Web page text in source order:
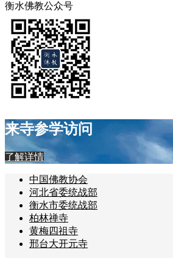
衡水佛教公众号
来寺参学访问
了解详情
中国佛教协会
河北省委统战部
衡水市委统战部
柏林禅寺
黄梅四祖寺
邢台大开元寺